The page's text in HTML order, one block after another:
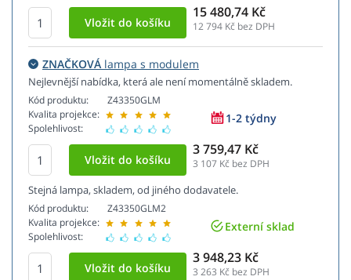
15 480,74 Kč
12 794 Kč bez DPH
ZNAČKOVÁ lampa s modulem
Nejlevnější nabídka, která ale není momentálně skladem.
Kód produktu:
Kvalita projekce:
Spolehlivost:
Z43350GLM
1-2 týdny
3 759,47 Kč
3 107 Kč bez DPH
Stejná lampa, skladem, od jiného dodavatele.
Kód produktu:
Kvalita projekce:
Spolehlivost:
Z43350GLM2
Externí sklad
3 948,23 Kč
3 263 Kč bez DPH